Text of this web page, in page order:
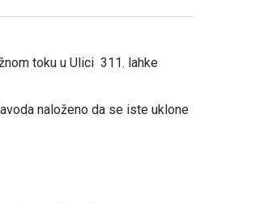
toku u Ulici 311. lahke
naloženo da se iste uklone